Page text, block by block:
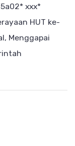
ххх*
HUT ke-
Menggapai